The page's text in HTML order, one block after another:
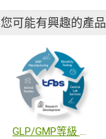
您可能有興趣的產品
GLP/GMP等級 病毒、細菌、細胞及動物試驗 __ 一站式CRO檢驗服務